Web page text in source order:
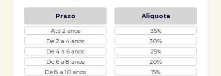
Prazo
Aliquota
Até 2 anos
35%
De 2 a 4 anos
30%
De 4 a 6 anos
25%
De 6 a 8 anos
20%
De 8 a 10 anos
15%